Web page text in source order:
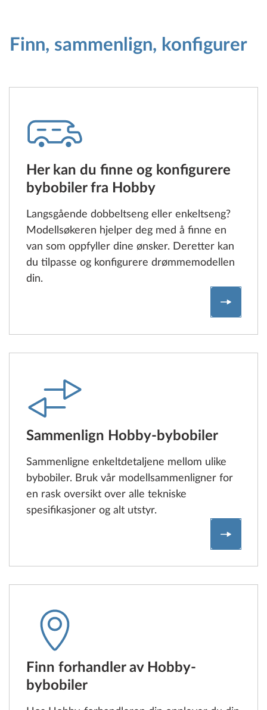
Finn, sammenlign, konfigurer
Her kan du finne og konfigurere
bybobiler fra Hobby
Langsgående dobbeltseng eller enkeltseng?
Modellsøkeren hjelper deg med å finne en
van som oppfyller dine ønsker. Deretter kan
du tilpasse og konfigurere drømmemodellen
din.
Her kan
Sammenlign Hobby-bybobiler
Sammenligne enkeltdetaljene mellom ulike
bybobiler. Bruk vår modellsammenligner for
en rask oversikt over alle tekniske
spesifikasjoner og alt utstyr.
Finn forhandler av Hobby-
bybobiler